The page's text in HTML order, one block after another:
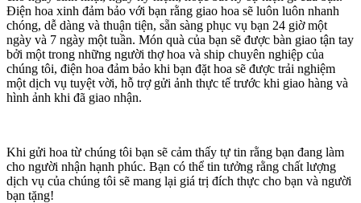
Điện hoa xinh đảm bảo với bạn rằng giao hoa sẽ luôn luôn nhanh
chóng, dễ dàng và thuận tiện, sẵn sàng phục vụ bạn 24 giờ một
ngày và 7 ngày một tuần. Món quà của bạn sẽ được bàn giao tận tay
bởi một trong những người thợ hoa và ship chuyên nghiệp của
chúng tôi, điện hoa đảm bảo khi bạn đặt hoa sẽ được trải nghiệm
một dịch vụ tuyệt vời, hỗ trợ gửi ảnh thực tế trước khi giao hàng và
hình ảnh khi đã giao nhận.
Khi gửi hoa từ chúng tôi bạn sẽ cảm thấy tự tin rằng bạn đang làm
cho người nhận hạnh phúc. Bạn có thể tin tưởng rằng chất lượng
dịch vụ của chúng tôi sẽ mang lại giá trị đích thực cho bạn và người
bạn tặng!